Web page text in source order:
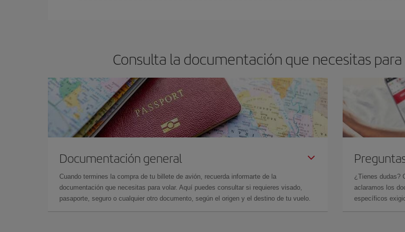
Consulta la documentación que necesitas
Documentación general
Cuando termines la compra de tu billete de avión, recuerda informarte de la
documentación que necesitas para volar. Aquí puedes consultar si requieres visado,
pasaporte, seguro o cualquier otro documento, según el origen y el destino de tu vuelo.
¿Tienes dudas?
aclaramos los
específicos